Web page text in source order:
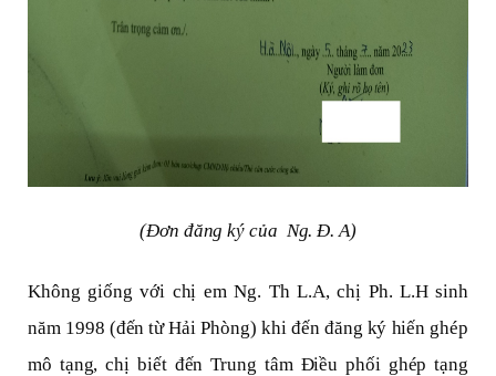
(Đơn đăng ký của Ng. Đ. A)
Không giống với chị em Ng. Th L.A, chị Ph. L.H sinh
năm 1998 (đến từ Hải Phòng) khi đến đăng ký hiến ghép
mô tạng, chị biết đến Trung tâm Điều phối ghép tạng